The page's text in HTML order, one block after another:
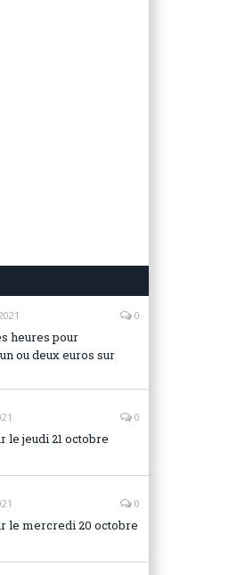
0
heures pour
ou deux euros sur
0
le jeudi 21 octobre
0
le mercredi 20 octobre